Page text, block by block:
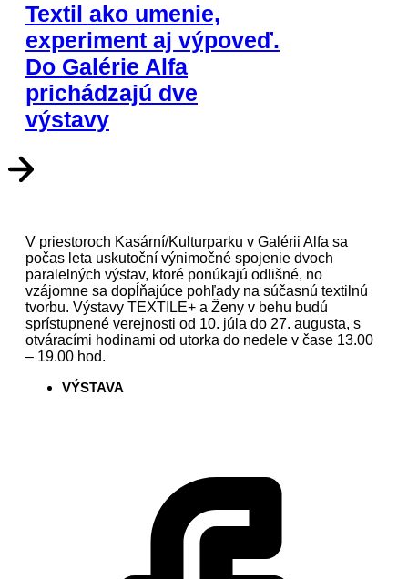
Textil ako umenie,
experiment aj výpoveď.
Do Galérie Alfa
prichádzajú dve
výstavy
V priestoroch Kasární/Kulturparku v Galérii Alfa sa
počas leta uskutoční výnimočné spojenie dvoch
paralelných výstav, ktoré ponúkajú odlišné, no
vzájomne sa dopĺňajúce pohľady na súčasnú textilnú
tvorbu. Výstavy TEXTILE+ a Ženy v behu budú
sprístupnené verejnosti od 10. júla do 27. augusta, s
otváracími hodinami od utorka do nedele v čase 13.00
– 19.00 hod.
VÝSTAVA